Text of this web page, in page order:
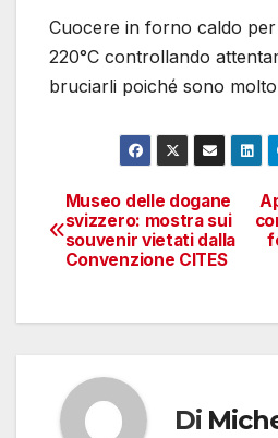
Cuocere in forno caldo
220°C controllando
bruciarli poiché sono
Navigazione
articoli
Museo delle dogane
svizzero: mostra sui
souvenir vietati dalla
Convenzione CITES
Di